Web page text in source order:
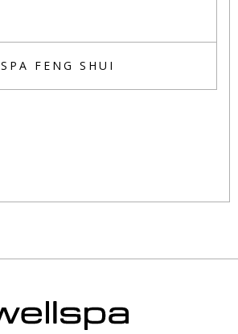
SPA FENG SHUI